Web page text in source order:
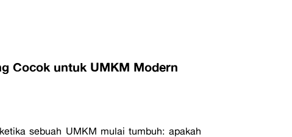
Cocok untuk UMKM Modern
sebuah UMKM mulai tumbuh: apakah